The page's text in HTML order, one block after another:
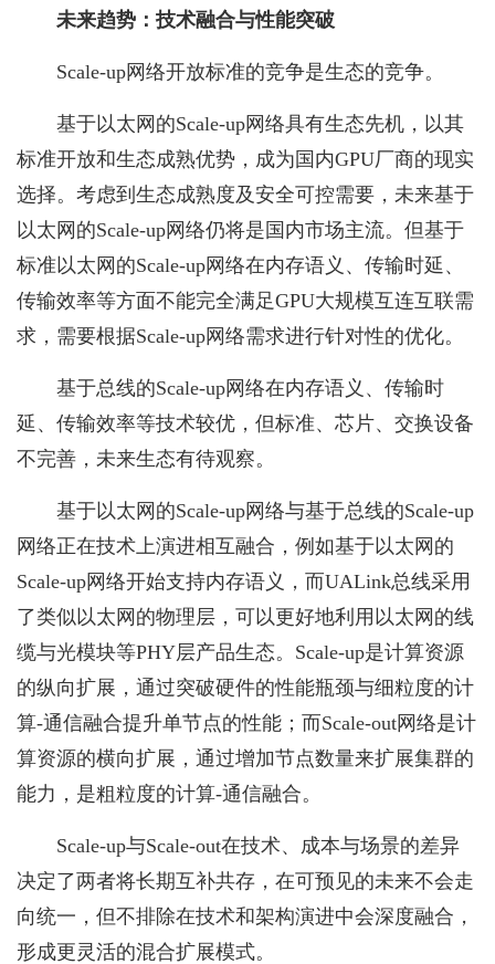
未来趋势：技术融合与性能突破
Scale-up网络开放标准的竞争是生态的竞争。
基于以太网的Scale-up网络具有生态先机，以其
标准开放和生态成熟优势，成为国内GPU厂商的现实
选择。考虑到生态成熟度及安全可控需要，未来基于
以太网的Scale-up网络仍将是国内市场主流。但基于
标准以太网的Scale-up网络在内存语义、传输时延、
传输效率等方面不能完全满足GPU大规模互连互联需
求，需要根据Scale-up网络需求进行针对性的优化。
基于总线的Scale-up网络在内存语义、传输时
延、传输效率等技术较优，但标准、芯片、交换设备
不完善，未来生态有待观察。
基于以太网的Scale-up网络与基于总线的Scale-up
网络正在技术上演进相互融合，例如基于以太网的
Scale-up网络开始支持内存语义，而UALink总线采用
了类似以太网的物理层，可以更好地利用以太网的线
缆与光模块等PHY层产品生态。Scale-up是计算资源
的纵向扩展，通过突破硬件的性能瓶颈与细粒度的计
算-通信融合提升单节点的性能；而Scale-out网络是计
算资源的横向扩展，通过增加节点数量来扩展集群的
能力，是粗粒度的计算-通信融合。
Scale-up与Scale-out在技术、成本与场景的差异
决定了两者将长期互补共存，在可预见的未来不会走
向统一，但不排除在技术和架构演进中会深度融合，
形成更灵活的混合扩展模式。